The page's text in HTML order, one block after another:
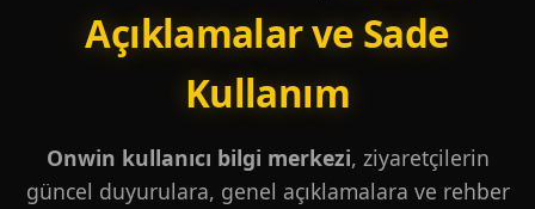
Açıklamalar ve Sade
Kullanım
Onwin kullanıcı bilgi merkezi, ziyaretçilerin
güncel duyurulara, genel açıklamalara ve rehber